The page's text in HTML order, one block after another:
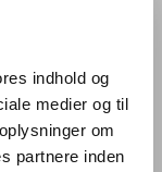
indhold og
medier og til
om
partnere inden